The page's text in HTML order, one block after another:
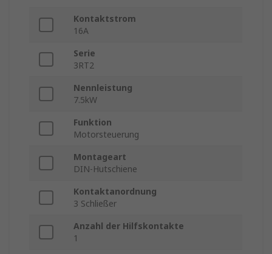
Kontaktstrom
16A
Serie
3RT2
Nennleistung
7.5kW
Funktion
Motorsteuerung
Montageart
DIN-Hutschiene
Kontaktanordnung
3 Schließer
Anzahl der Hilfskontakte
1